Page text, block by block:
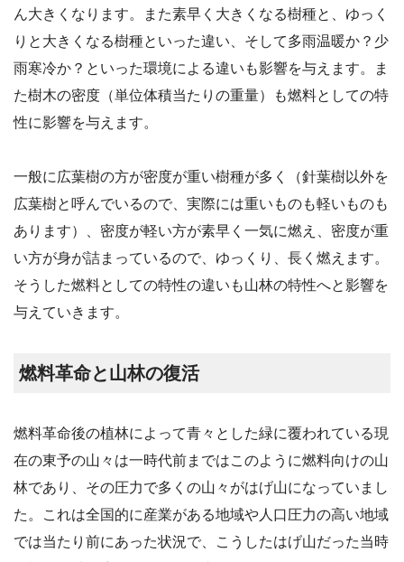
ん大きくなります。また素早く大きくなる樹種と、ゆっく
りと大きくなる樹種といった違い、そして多雨温暖か？少
雨寒冷か？といった環境による違いも影響を与えます。ま
た樹木の密度（単位体積当たりの重量）も燃料としての特
性に影響を与えます。
一般に広葉樹の方が密度が重い樹種が多く（針葉樹以外を
広葉樹と呼んでいるので、実際には重いものも軽いものも
あります）、密度が軽い方が素早く一気に燃え、密度が重
い方が身が詰まっているので、ゆっくり、長く燃えます。
そうした燃料としての特性の違いも山林の特性へと影響を
与えていきます。
燃料革命と山林の復活
燃料革命後の植林によって青々とした緑に覆われている現
在の東予の山々は一時代前まではこのように燃料向けの山
林であり、その圧力で多くの山々がはげ山になっていまし
た。これは全国的に産業がある地域や人口圧力の高い地域
では当たり前にあった状況で、こうしたはげ山だった当時